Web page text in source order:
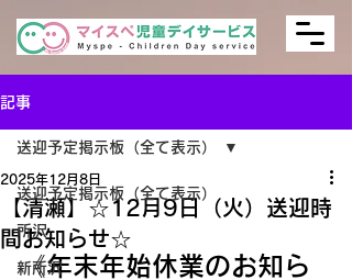
記事
送迎予定掲示板（全て表示）
所沢
新所沢
送迎予定掲示板（全て表示）
【清瀬】☆12月9日（火）送迎時
間お知らせ☆
2025年12月8日
《年末年始休業のお知ら